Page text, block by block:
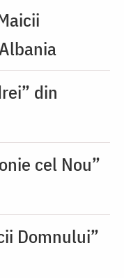
din
cel Nou”
Domnului”